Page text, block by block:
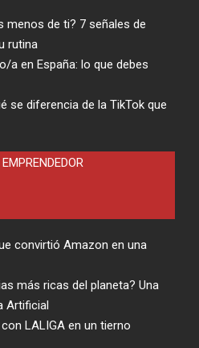
menos de ti? 7 señales de
rutina
a en España: lo que debes
se diferencia de la TikTok que
convirtió Amazon en una
más ricas del planeta? Una
Artificial
LALIGA en un tierno